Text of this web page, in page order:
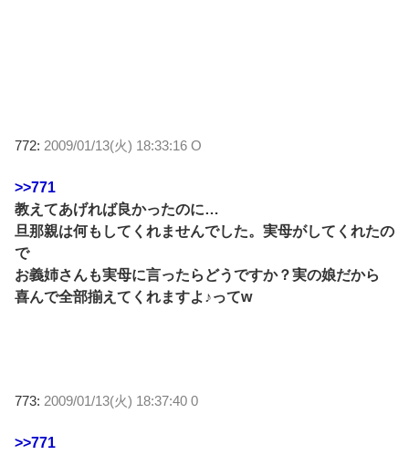
772: 2009/01/13(火) 18:33:16 O
>>771
教えてあげれば良かったのに…
旦那親は何もしてくれませんでした。実母がしてくれたの
で
お義姉さんも実母に言ったらどうですか？実の娘だから
喜んで全部揃えてくれますよ♪ってw
773: 2009/01/13(火) 18:37:40 0
>>771